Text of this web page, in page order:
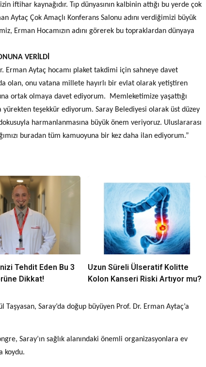
iftihar kaynağıdır. Tıp dünyasının kalbinin attığı bu yerde çok
Aytaç Çok Amaçlı Konferans Salonu adını verdiğimizi büyük
Erman Hocamızın adını görerek bu topraklardan dünyaya
VERİLDİ
Erman Aytaç hocamı plaket takdimi için sahneye davet
olan, onu vatana millete hayırlı bir evlat olarak yetiştiren
ortak olmaya davet ediyorum. Memleketimize yaşattığı
teşekkür ediyorum. Saray Belediyesi olarak üst düzey
harmanlanmasına büyük önem veriyoruz. Uluslararası
buradan tüm kamuoyuna bir kez daha ilan ediyorum.”
Tehdit Eden Bu 3
Dikkat!
Uzun Süreli Ülseratif Kolitte
Kolon Kanseri Riski Artıyor mu?
Taşyasan, Saray’da doğup büyüyen Prof. Dr. Erman Aytaç’a
Saray’ın sağlık alanındaki önemli organizasyonlara ev
koydu.